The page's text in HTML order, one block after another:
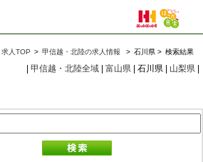
人TOP > 甲信越・北陸の求人情報 > 石川県 > 検索結果
甲信越・北陸全域 富山県 | 石川県 | 山梨県